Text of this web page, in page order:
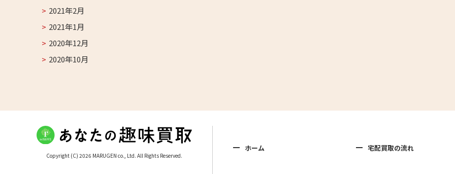
2021年2月
2021年1月
2020年12月
2020年10月
Copyright (C) 2026 MARUGEN co., Ltd. All Rights Reserved.
ホーム 宅配買取の流れ